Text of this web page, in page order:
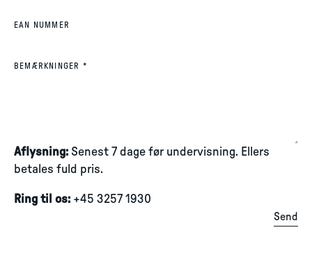
EAN NUMMER
BEMÆRKNINGER *
Aflysning: Senest 7 dage før undervisning. Ellers
betales fuld pris.
Ring til os: +45 3257 1930
Send